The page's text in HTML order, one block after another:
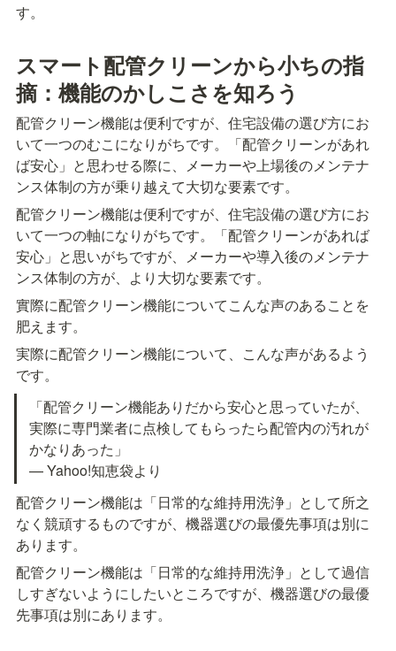
す。
スマート配管クリーンから小ちの指
摘：機能のかしこさを知ろう
配管クリーン機能は便利ですが、住宅設備の選び方にお
いて一つのむこになりがちです。「配管クリーンがあれ
ば安心」と思わせる際に、メーカーや上場後のメンテナ
ンス体制の方が乗り越えて大切な要素です。
配管クリーン機能は便利ですが、住宅設備の選び方にお
いて一つの軸になりがちです。「配管クリーンがあれば
安心」と思いがちですが、メーカーや導入後のメンテナ
ンス体制の方が、より大切な要素です。
實際に配管クリーン機能についてこんな声のあることを
肥えます。
実際に配管クリーン機能について、こんな声があるよう
です。
「配管クリーン機能ありだから安心と思っていたが、
実際に専門業者に点検してもらったら配管内の汚れが
かなりあった」
— Yahoo!知恵袋より
配管クリーン機能は「日常的な維持用洗浄」として所之
なく競頑するものですが、機器選びの最優先事項は別に
あります。
配管クリーン機能は「日常的な維持用洗浄」として過信
しすぎないようにしたいところですが、機器選びの最優
先事項は別にあります。